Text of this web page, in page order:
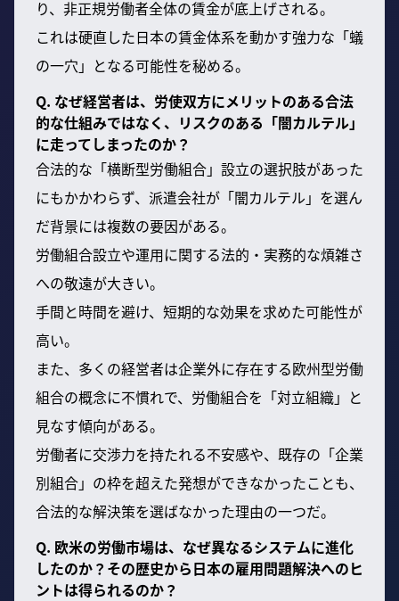
り、非正規労働者全体の賃金が底上げされる。
これは硬直した日本の賃金体系を動かす強力な「蟻
の一穴」となる可能性を秘める。
Q. なぜ経営者は、労使双方にメリットのある合法
的な仕組みではなく、リスクのある「闇カルテル」
に走ってしまったのか？
合法的な「横断型労働組合」設立の選択肢があった
にもかかわらず、派遣会社が「闇カルテル」を選ん
だ背景には複数の要因がある。
労働組合設立や運用に関する法的・実務的な煩雑さ
への敬遠が大きい。
手間と時間を避け、短期的な効果を求めた可能性が
高い。
また、多くの経営者は企業外に存在する欧州型労働
組合の概念に不慣れで、労働組合を「対立組織」と
見なす傾向がある。
労働者に交渉力を持たれる不安感や、既存の「企業
別組合」の枠を超えた発想ができなかったことも、
合法的な解決策を選ばなかった理由の一つだ。
Q. 欧米の労働市場は、なぜ異なるシステムに進化
したのか？その歴史から日本の雇用問題解決へのヒ
ントは得られるのか？